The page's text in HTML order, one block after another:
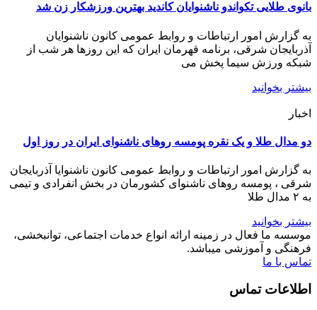
بانوی طلایی تکواندو ناشنوایان کاندید بهترین ورزشکار زن شد
به گزارش امور ارتباطات و روابط عمومی کانون ناشنوایان
آذربایجان شرقی، برنامه قهرمان ایران که این روزها هر شب از
شبکه ورزش سیما پخش می
بیشتر بخوانید
اخبار
دو مدال طلا و یک نقره پومسه روهای ناشنوای ایران در روز اول
به گزارش امور ارتباطات و روابط عمومی کانون ناشنوایا آذربایجان
شرقی ، پومسه روهای ناشنوای کشورمان در بخش انفرادی و تیمی
به ۲ مدال طلا
بیشتر بخوانید
موسسه ما فعال در زمینه ارائه انواع خدمات اجتماعی، توانبخشی،
فرهنگی و آموزشی میباشد.
تماس با ما
اطلاعات تماس